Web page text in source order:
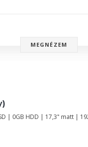
MEGNÉZEM
| 0GB HDD | 17,3" matt |